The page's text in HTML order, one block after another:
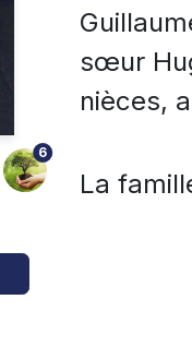
6
sœur
nièces,
La